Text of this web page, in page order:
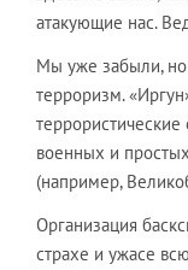
атакующие нас.
Мы уже забыли, но
терроризм.
террористические
военных и
(например,
Организация
страхе и ужасе